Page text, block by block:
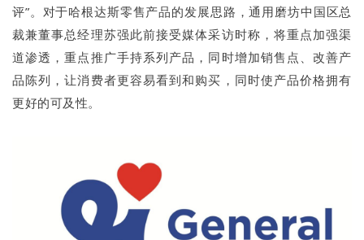
评”。对于哈根达斯零售产品的发展思路，通用磨坊中国区总
裁兼董事总经理苏强此前接受媒体采访时称，将重点加强渠
道渗透，重点推广手持系列产品，同时增加销售点、改善产
品陈列，让消费者更容易看到和购买，同时使产品价格拥有
更好的可及性。